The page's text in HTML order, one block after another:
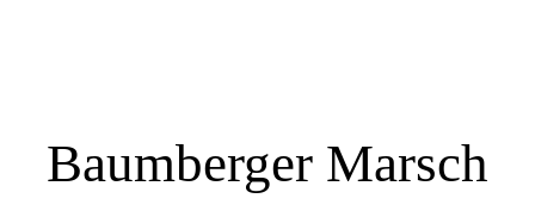
Baumberger Marsch